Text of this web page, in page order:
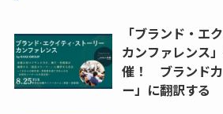
「ブランド・エ
カンファレンス
催！ ブランド力
ー」に翻訳する